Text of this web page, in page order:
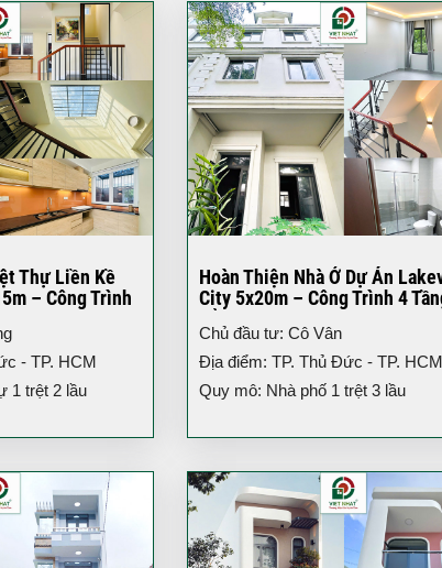
Thự Liền Kề
– Công Trình
- TP. HCM
1 trệt 2 lầu
Hoàn Thiện Nhà Ở Dự Án
City 5x20m – Công Trình 4
Đẳng Cấp TP.HCM
Chủ đầu tư: Cô Vân
Địa điểm: TP. Thủ Đức - TP. HCM
Quy mô: Nhà phố 1 trệt 3 lầu